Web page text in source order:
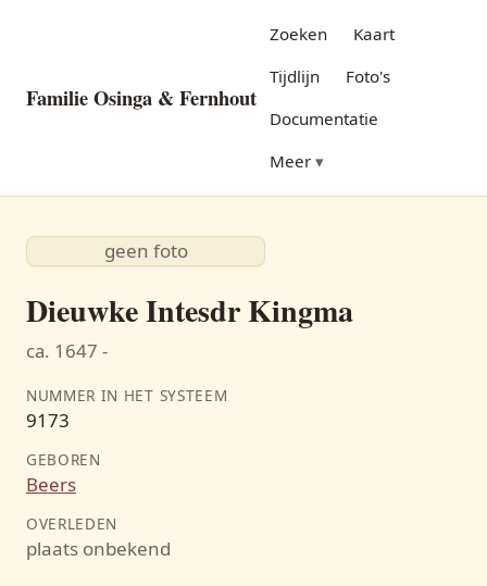
Familie Osinga & Fernhout
Zoeken
Kaart
Tijdlijn
Foto's
Documentatie
Meer
geen foto
Dieuwke Intesdr Kingma
ca. 1647 -
NUMMER IN HET SYSTEEM
9173
GEBOREN
Beers
OVERLEDEN
plaats onbekend